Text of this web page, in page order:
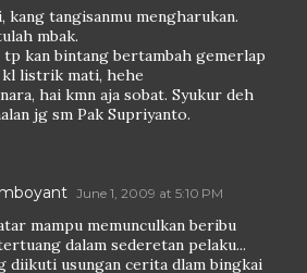
kang tangisanmu mengharukan.
mbak.
tp kan bintang bertambah gemerlap
listrik mati, hehe
hai kmn aja sobat. Syukur deh
jg sm Pak Supriyanto.
June 1, 2009 at 5:10 PM
mampu memunculkan beribu
dalam sederetan pelaku...
diikuti usungan cerita dlam bingkai